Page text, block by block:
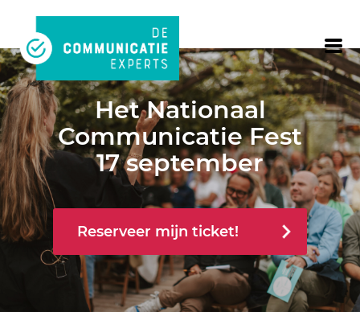
Het Nationaal
Communicatie Fest
17 september
Reserveer mijn ticket!